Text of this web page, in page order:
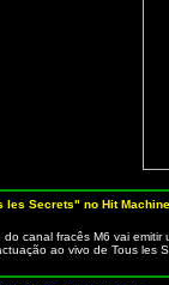
les Secrets" no Hit
canal fracês M6 vai
ao vivo de Tous les